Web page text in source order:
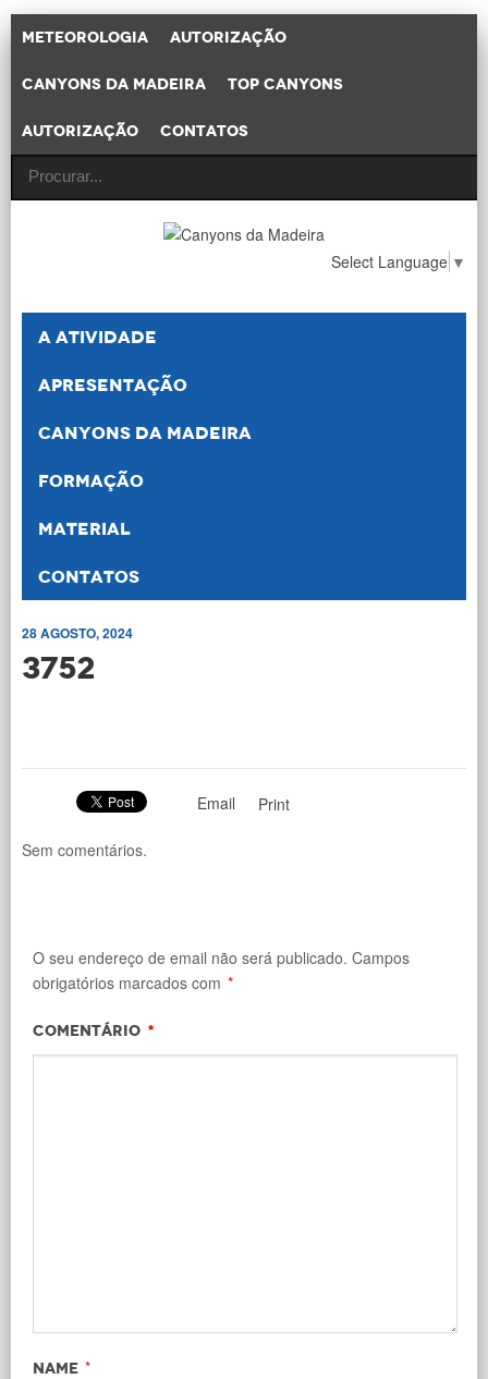
Meteorologia Autorização
Canyons da Madeira Top Canyons
Autorização Contatos
Select Language ▼
A atividade
Apresentação
Canyons da Madeira
Formação
Material
Contatos
28 AGOSTO, 2024
3752
Email Print
Sem comentários.
O seu endereço de email não será publicado. Campos
obrigatórios marcados com *
Comentário *
Name *